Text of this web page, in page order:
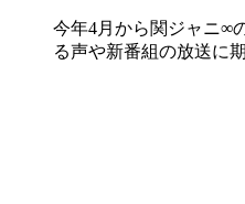
今年4月から関ジャニ∞
る声や新番組の放送に